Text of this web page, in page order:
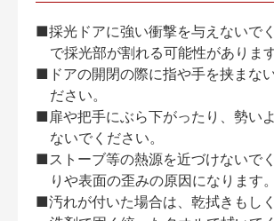
■採光ドアに強い衝撃を与えないで
で採光部が割れる可能性があります
■ドアの開閉の際に指や手を挟まな
ださい。
■扉や把手にぶら下がったり、勢い
ないでください。
■ストーブ等の熱源を近づけないで
りや表面の歪みの原因になります。
■汚れが付いた場合は、乾拭きもし